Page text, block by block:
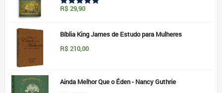
Avaliação
R$ 29,90
Bíblia King James de Estudo para Mulheres
R$ 210,00
Ainda Melhor Que o Éden - Nancy Guthrie